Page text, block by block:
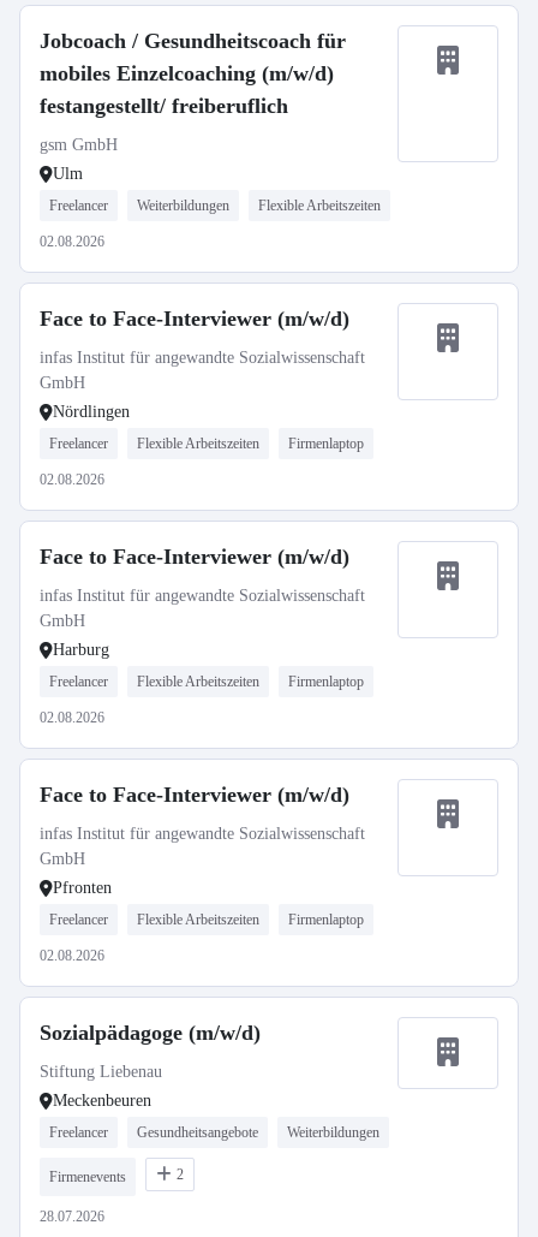
Jobcoach / Gesundheitscoach für
mobiles Einzelcoaching (m/w/d)
festangestellt/ freiberuflich
gsm GmbH
Ulm
Freelancer Weiterbildungen Flexible Arbeitszeiten
02.08.2026
Face to Face-Interviewer (m/w/d)
infas Institut für angewandte Sozialwissenschaft
GmbH
Nördlingen
Freelancer Flexible Arbeitszeiten Firmenlaptop
02.08.2026
Face to Face-Interviewer (m/w/d)
infas Institut für angewandte Sozialwissenschaft
GmbH
Harburg
Freelancer Flexible Arbeitszeiten Firmenlaptop
02.08.2026
Face to Face-Interviewer (m/w/d)
infas Institut für angewandte Sozialwissenschaft
GmbH
Pfronten
Freelancer Flexible Arbeitszeiten Firmenlaptop
02.08.2026
Sozialpädagoge (m/w/d)
Stiftung Liebenau
Meckenbeuren
Freelancer Gesundheitsangebote Weiterbildungen
Firmenevents 2
28.07.2026